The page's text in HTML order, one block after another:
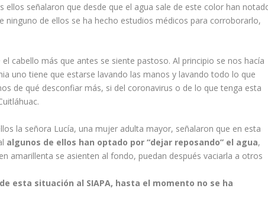
señalaron que desde que el agua sale de este color han
ninguno de ellos se ha hecho estudios médicos para corroborarlo,
cabello más que antes se siente pastoso. Al principio se nos hacía
uno tiene que estarse lavando las manos y lavando todo lo que
de qué desconfiar más, si del coronavirus o de lo que tenga esta
la señora Lucía, una mujer adulta mayor, señalaron que en esta
algunos de ellos han optado por “dejar reposando” el agua,
amarillenta se asienten al fondo, puedan después vaciarla a otros
esta situación al SIAPA, hasta el momento no se ha